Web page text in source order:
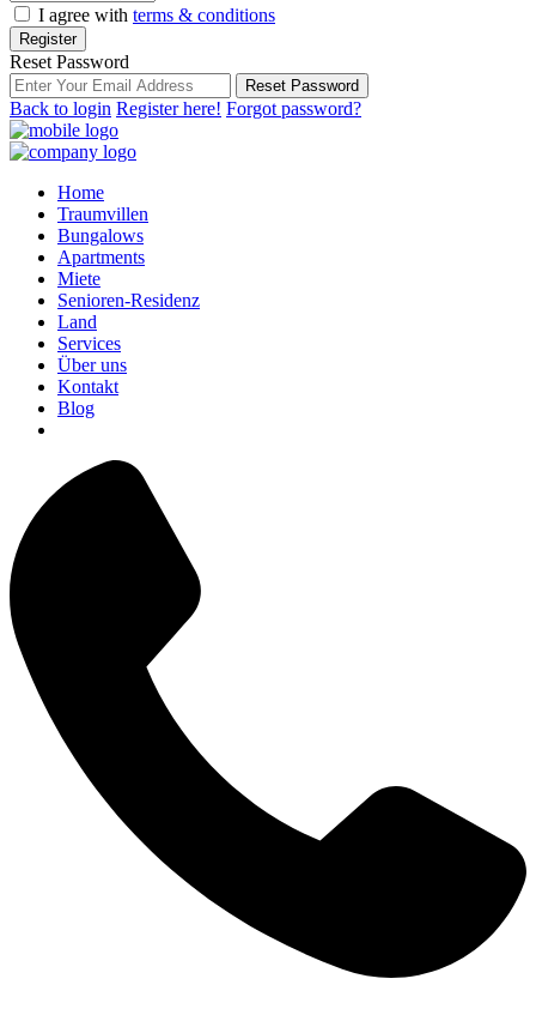
I agree with terms & conditions
Register
Reset Password
Reset Password
Back to login Register here! Forgot password?
Home
Traumvillen
Bungalows
Apartments
Miete
Senioren-Residenz
Land
Services
Über uns
Kontakt
Blog